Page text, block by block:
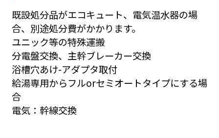
既設処分品がエコキュート、電気温水器の場
合、別途処分費がかかります。
ユニック等の特殊運搬
分電盤交換、主幹ブレーカー交換
浴槽穴あけ-アダプタ取付
給湯専用からフルorセミオートタイプにする場
合
電気：幹線交換